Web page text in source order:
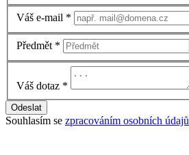
Váš e-mail *
Předmět *
Váš dotaz *
Odeslat
Souhlasím se zpracováním osobních údajů